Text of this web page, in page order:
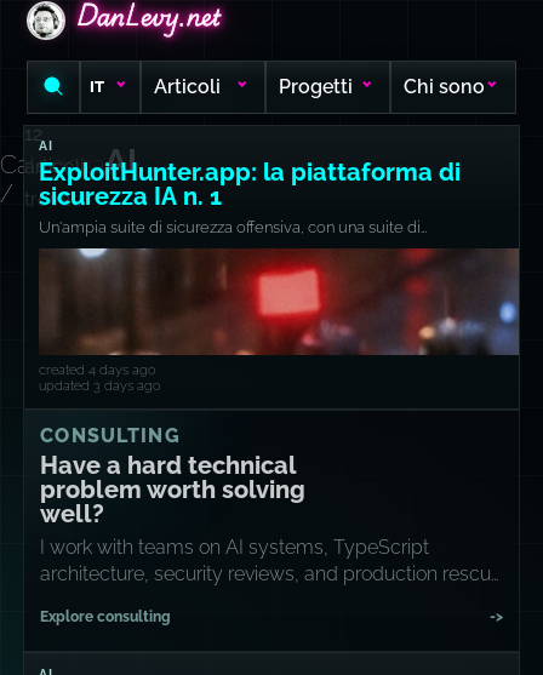
DanLevy.net
DanLevy.net
DanLevy.net
IT Articoli Progetti Chi sono
Categoria
/
AI
12
articoli
trovati
AI
ExploitHunter.app: la piattaforma di
sicurezza IA n. 1
Un'ampia suite di sicurezza offensiva, con una suite di
valutazione approfondita.
created 4 days ago
updated 3 days ago
CONSULTING
Have a hard technical
problem worth solving
well?
I work with teams on AI systems, TypeScript
architecture, security reviews, and production rescue
Explore consulting ->